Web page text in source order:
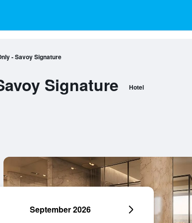
- Savoy Signature
Signature Hotel
September 2026